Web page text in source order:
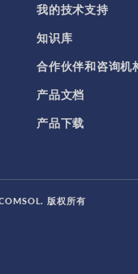
COMSOL
COMSOL
COMSOL
COMSOL
COMSOL
我的技术支持
知识库
合作伙伴和咨询机
产品文档
产品下载
版权所有